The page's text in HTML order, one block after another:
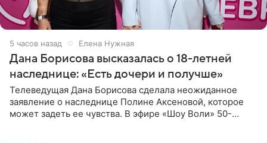
5 часов назад Елена Нужная
Дана Борисова высказалась о 18-летней
наследнице: «Есть дочери и получше»
Телеведущая Дана Борисова сделала неожиданное
заявление о наследнице Полине Аксеновой, которое
может задеть ее чувства. В эфире «Шоу Воли» 50-